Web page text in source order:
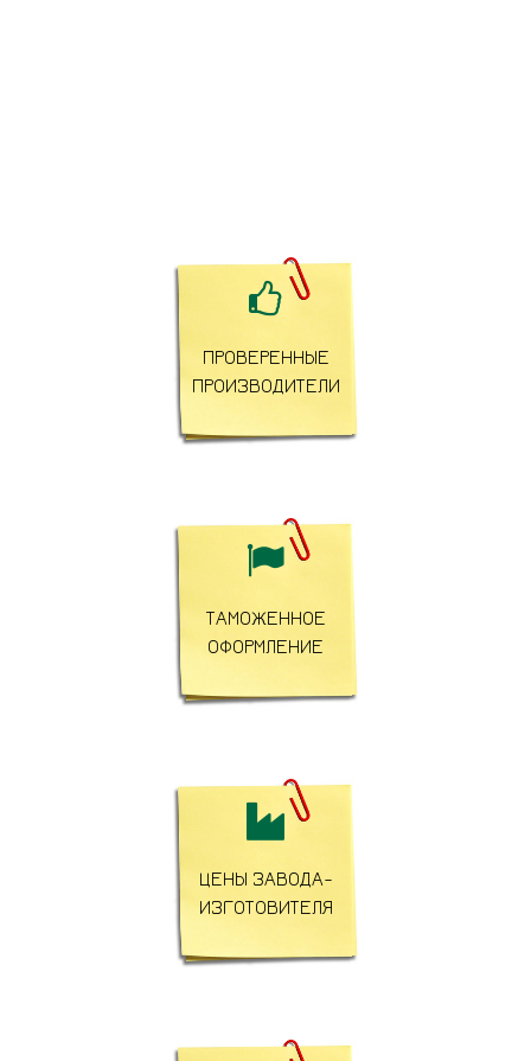

ПРОВЕРЕННЫЕ
ПРОИЗВОДИТЕЛИ

ТАМОЖЕННОЕ
ОФОРМЛЕНИЕ

ЦЕНЫ ЗАВОДА-
ИЗГОТОВИТЕЛЯ